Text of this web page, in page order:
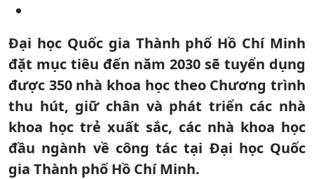
Đại học Quốc gia Thành phố Hồ Chí Minh
đặt mục tiêu đến năm 2030 sẽ tuyển dụng
được 350 nhà khoa học theo Chương trình
thu hút, giữ chân và phát triển các nhà
khoa học trẻ xuất sắc, các nhà khoa học
đầu ngành về công tác tại Đại học Quốc
gia Thành phố Hồ Chí Minh.